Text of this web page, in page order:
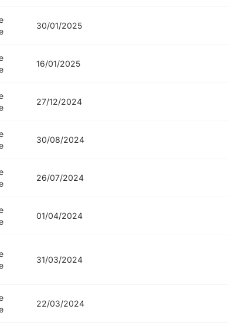
30/01/2025
16/01/2025
27/12/2024
30/08/2024
26/07/2024
01/04/2024
31/03/2024
22/03/2024